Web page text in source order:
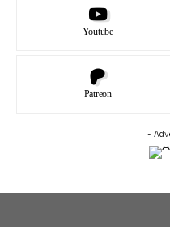
Youtube
Patreon
-